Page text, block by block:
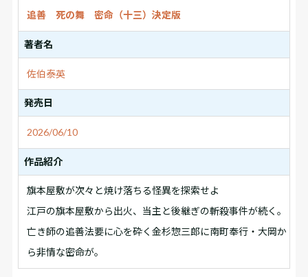
追善 死の舞 密命（十三）決定版
著者名
佐伯泰英
発売日
2026/06/10
作品紹介
旗本屋敷が次々と焼け落ちる怪異を探索せよ
江戸の旗本屋敷から出火、当主と後継ぎの斬殺事件が続く。
亡き師の追善法要に心を砕く金杉惣三郎に南町奉行・大岡か
ら非情な密命が。